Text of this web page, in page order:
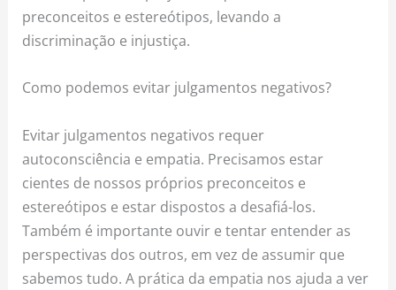
preconceitos e estereótipos, levando a
discriminação e injustiça.
Como podemos evitar julgamentos negativos?
Evitar julgamentos negativos requer
autoconsciência e empatia. Precisamos estar
cientes de nossos próprios preconceitos e
estereótipos e estar dispostos a desafiá-los.
Também é importante ouvir e tentar entender as
perspectivas dos outros, em vez de assumir que
sabemos tudo. A prática da empatia nos ajuda a ver